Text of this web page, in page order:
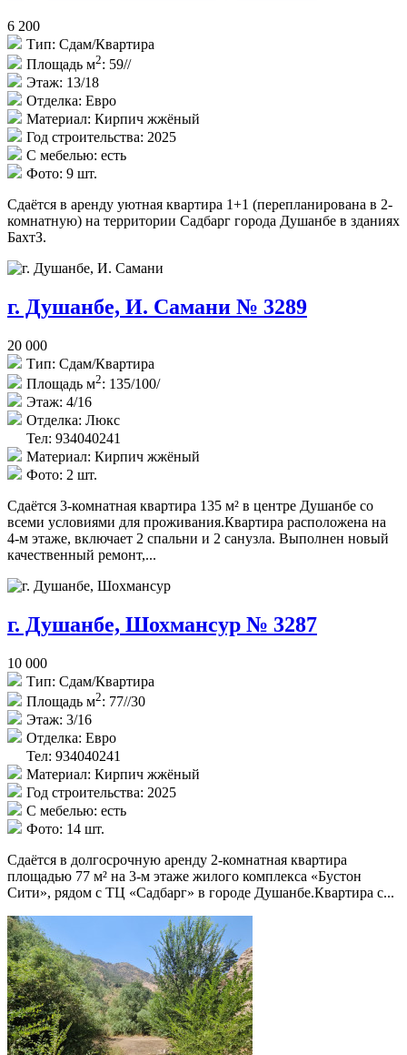
6 200
Тип: Сдам/Квартира
Площадь м2: 59//
Этаж: 13/18
Отделка: Евро
Материал: Кирпич жжёный
Год строительства: 2025
С мебелью: есть
Фото: 9 шт.
Сдаётся в аренду уютная квартира 1+1 (перепланирована в 2-
комнатную) на территории Садбарг города Душанбе в зданиях
БахтЗ.
г. Душанбе, И. Самани № 3289
20 000
Тип: Сдам/Квартира
Площадь м2: 135/100/
Этаж: 4/16
Отделка: Люкс
Тел: 934040241
Материал: Кирпич жжёный
Фото: 2 шт.
Сдаётся 3-комнатная квартира 135 м² в центре Душанбе со
всеми условиями для проживания.Квартира расположена на
4-м этаже, включает 2 спальни и 2 санузла. Выполнен новый
качественный ремонт,...
г. Душанбе, Шохмансур № 3287
10 000
Тип: Сдам/Квартира
Площадь м2: 77//30
Этаж: 3/16
Отделка: Евро
Тел: 934040241
Материал: Кирпич жжёный
Год строительства: 2025
С мебелью: есть
Фото: 14 шт.
Сдаётся в долгосрочную аренду 2-комнатная квартира
площадью 77 м² на 3-м этаже жилого комплекса «Бустон
Сити», рядом с ТЦ «Садбарг» в городе Душанбе.Квартира с...